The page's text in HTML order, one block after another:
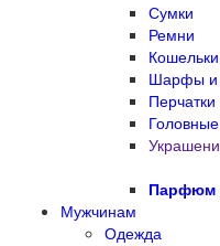
Сумки
Ремни
Кошельки
Шарфы и
Перчатки
Парфюм
Мужчинам
Одежда